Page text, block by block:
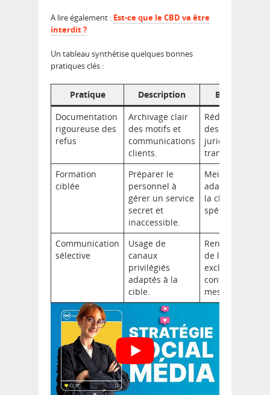
A lire également : Est-ce que le CBD va être
interdit ?
Un tableau synthétise quelques bonnes
pratiques clés :
Pratique Description
Bénéfice
Documentation
rigoureuse des
refus
Archivage clair
des motifs et
communications
clients.
Réduction
des risques
juridiques et
transparence.
Formation
ciblée
Préparer le
personnel à
gérer un service
secret et
inaccessible.
Meilleure
adaptation à
la clientèle
spécifique.
Communication
sélective
Usage de
canaux
privilégiés
adaptés à la
cible.
Renforcement
de l’image
exclusive et
contrôle du
message.